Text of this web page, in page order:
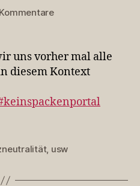
zu
Können
wir
uns
mal
uns vorher mal alle
diesem Kontext
, usw